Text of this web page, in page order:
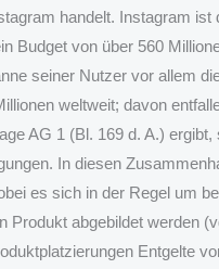
handelt. Instagram
Budget von über 560
seiner Nutzer vor allem
weltweit; davon
AG 1 (Bl. 169 d. A.)
In diesen
es sich in der Regel um
abgebildet werden
Entgelte